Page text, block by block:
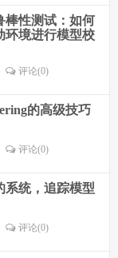
棒性测试：如何
环境进行模型校
评论(0)
的高级技巧
评论(0)
系统，追踪模型
评论(0)